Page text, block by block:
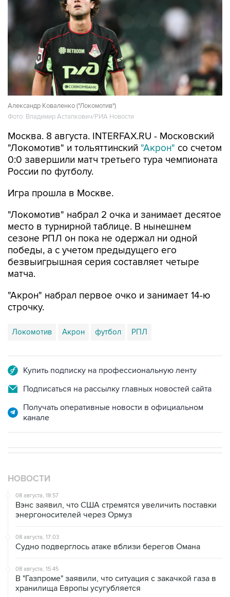
Александр Коваленко ("Локомотив")
Фото: Владимир Астапкович/РИА Новости
Москва. 8 августа. INTERFAX.RU - Московский
"Локомотив" и тольяттинский "Акрон" со счетом
0:0 завершили матч третьего тура чемпионата
России по футболу.
Игра прошла в Москве.
"Локомотив" набрал 2 очка и занимает десятое
место в турнирной таблице. В нынешнем
сезоне РПЛ он пока не одержал ни одной
победы, а с учетом предыдущего его
безвыигрышная серия составляет четыре
матча.
"Акрон" набрал первое очко и занимает 14-ю
строчку.
Локомотив Акрон футбол РПЛ
Купить подписку на профессиональную ленту
Подписаться на рассылку главных новостей сайта
Получать оперативные новости в официальном
канале
НОВОСТИ
08 августа, 18:57
Вэнс заявил, что США стремятся увеличить поставки
энергоносителей через Ормуз
08 августа, 17:03
Судно подверглось атаке вблизи берегов Омана
08 августа, 15:45
В "Газпроме" заявили, что ситуация с закачкой газа в
хранилища Европы усугубляется